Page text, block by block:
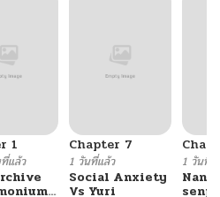
1
แล้ว
Chapter 7
1 วันที่แล้ว
Social Anxiety
Vs Yuri
1 วันที่แ